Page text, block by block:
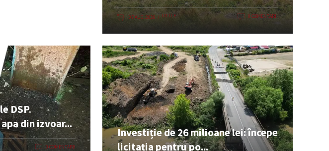
07 AUG. 2026 UTILE 0 COMENTARII
DSP
din izvoar...
0 COMENTARII
Investiție de 26 milioane lei: începe
licitația pentru po...